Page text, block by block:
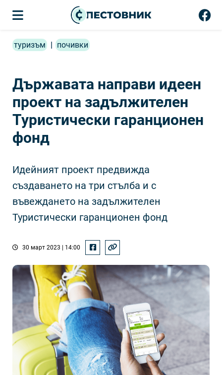
туризъм | почивки
Държавата направи идеен
проект на задължителен
Туристически гаранционен
фонд
Идейният проект предвижда
създаването на три стълба и с
въвеждането на задължителен
Туристически гаранционен фонд
30 март 2023 | 14:00